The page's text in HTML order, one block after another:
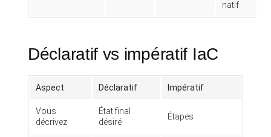
natif
Déclaratif vs impératif IaC
Aspect Déclaratif Impératif
Vous
décrivez
État final
désiré
Étapes